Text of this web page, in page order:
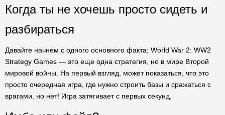
Когда ты не хочешь просто сидеть и
разбираться
Давайте начнем с одного основного факта: World War 2: WW2
Strategy Games — это еще одна стратегия, но в мире Второй
мировой войны. На первый взгляд, может показаться, что это
просто очередная игра, где нужно строить базы и сражаться с
врагами, но нет! Игра затягивает с первых секунд.